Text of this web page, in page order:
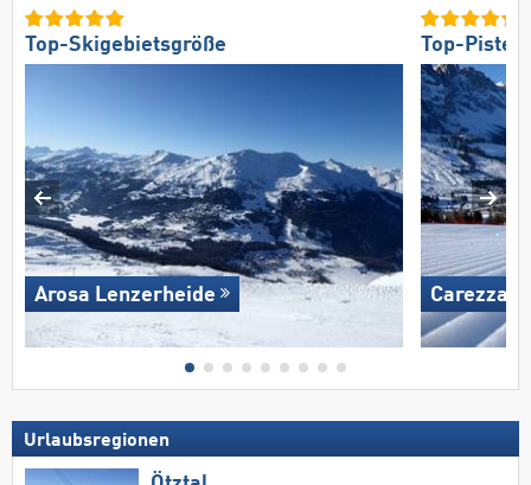
Top-Skigebietsgröße
Arosa Lenzerheide
Top-
Carezza
Urlaubsregionen